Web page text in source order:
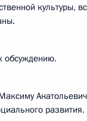
культуры,
обсуждению.
развития.